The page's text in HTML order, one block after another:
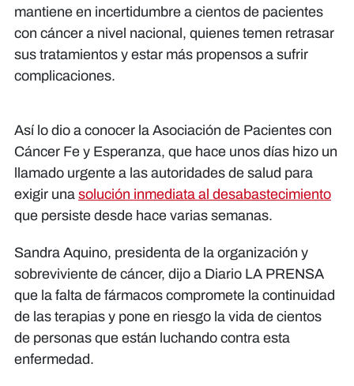
mantiene en incertidumbre a cientos de pacientes
con cáncer a nivel nacional, quienes temen retrasar
sus tratamientos y estar más propensos a sufrir
complicaciones.
Así lo dio a conocer la Asociación de Pacientes con
Cáncer Fe y Esperanza, que hace unos días hizo un
llamado urgente a las autoridades de salud para
exigir una solución inmediata al desabastecimiento
que persiste desde hace varias semanas.
Sandra Aquino, presidenta de la organización y
sobreviviente de cáncer, dijo a Diario LA PRENSA
que la falta de fármacos compromete la continuidad
de las terapias y pone en riesgo la vida de cientos
de personas que están luchando contra esta
enfermedad.